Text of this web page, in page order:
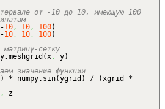
от -10 до 10, имеющую 100
-10, 10, 100)
-10, 10, 100)
матрицу-сетку
meshgrid (x, y)
значение функции
) * numpy. sin(ygrid ) / (xgrid *
, z